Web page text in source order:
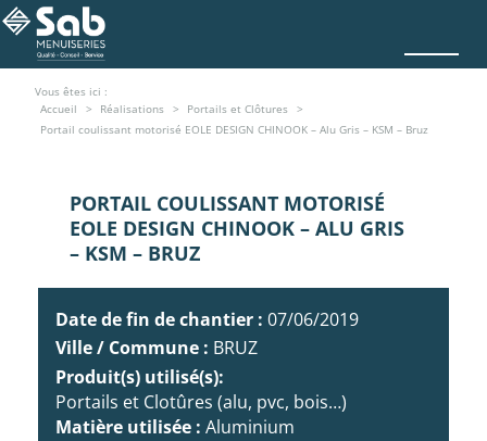
Vous êtes ici :
Accueil
Réalisations
Portails et Clôtures
Portail coulissant motorisé EOLE DESIGN CHINOOK – Alu Gris – KSM – Bruz
PORTAIL COULISSANT MOTORISÉ
EOLE DESIGN CHINOOK – ALU GRIS
– KSM – BRUZ
Date de fin de chantier : 07/06/2019
Ville / Commune : BRUZ
Produit(s) utilisé(s):
Portails et Clotûres (alu, pvc, bois…)
Matière utilisée : Aluminium